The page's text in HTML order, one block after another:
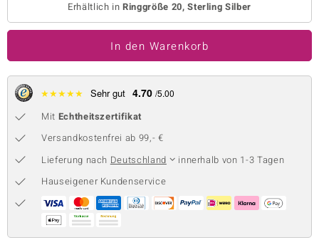
Collection
Erhältlich inRinggröße 20, Sterling Silber
In den Warenkorb
★★★★★ Sehr gut 4.70 /5.00
Mit Echtheitszertifikat
Versandkostenfrei ab 99,- €
Lieferung nach Deutschland
innerhalb von 1-3 Tagen
Hauseigener Kundenservice